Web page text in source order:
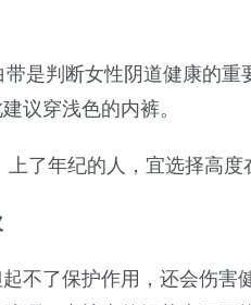
带是判断女性阴道健康的
议穿浅色的内裤。
上了年纪的人，宜选择高
不了保护作用，还会伤